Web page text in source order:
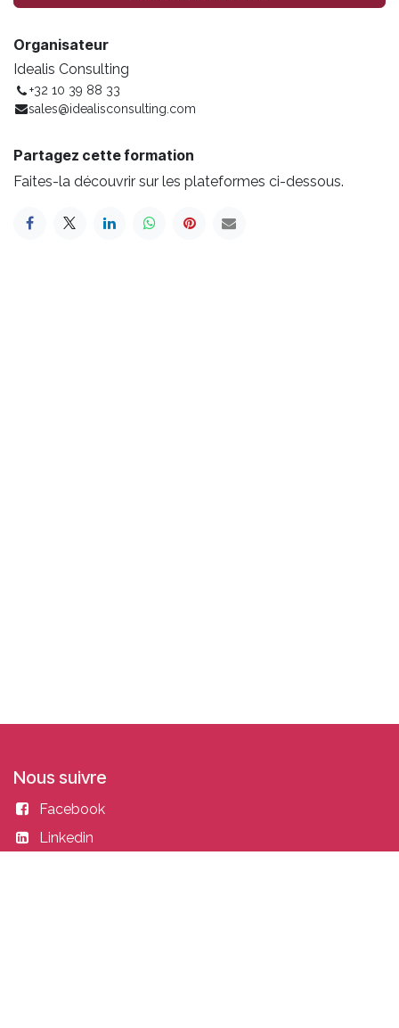
Organisateur
Idealis Consulting
+32 10 39 88 33
sales@idealisconsulting.com
Partagez cette formation
Faites-la découvrir sur les plateformes ci-dessous.
Nous suivre
Facebook
Linkedin